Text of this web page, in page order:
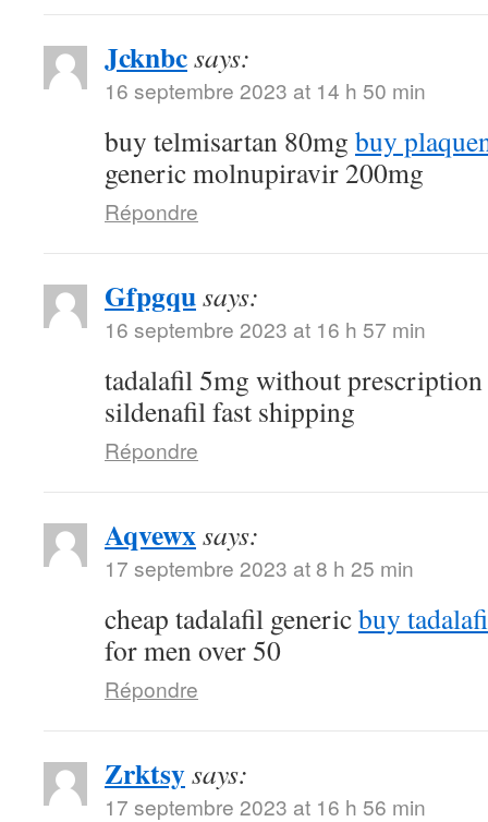
Jcknbcsays:
16 septembre 2023 at 14 h 50 min
buy telmisartan 80mg buy
generic molnupiravir 200mg
Répondre
Gfpgqusays:
16 septembre 2023 at 16 h 57 min
tadalafil 5mg without prescription
sildenafil fast shipping
Répondre
Aqvewxsays:
17 septembre 2023 at 8 h 25 min
cheap tadalafil genericbuy
for men over 50
Répondre
Zrktsysays:
17 septembre 2023 at 16 h 56 min